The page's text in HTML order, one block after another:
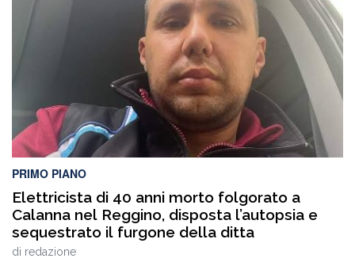
disposto per rafforzare la presenza delle istituzioni e
contrastare ogni forma di illegalità. Un’azione massiccia
e coordinata che ha visto […]
PRIMO PIANO
Elettricista di 40 anni morto folgorato a
Calanna nel Reggino, disposta l’autopsia e
sequestrato il furgone della ditta
di redazione